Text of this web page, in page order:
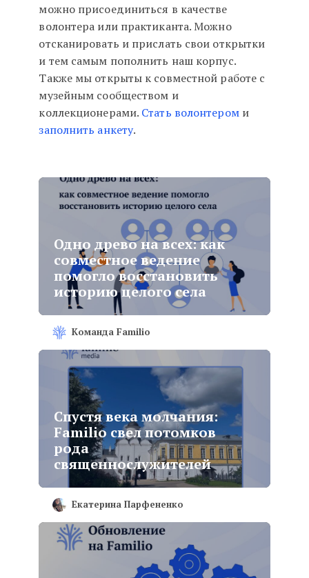
можно присоединиться в качестве
волонтера или практиканта. Можно
отсканировать и прислать свои открытки
и тем самым пополнить наш корпус.
Также мы открыты к совместной работе с
музейным сообществом и
коллекционерами. Стать волонтероми
заполнить анкету.
Одно древо на всех: как
совместное ведение
помогло восстановить
историю целого села
Команда Familio
Спустя века молчания:
Familio свел потомков
рода
священнослужителей
Екатерина Парфененко